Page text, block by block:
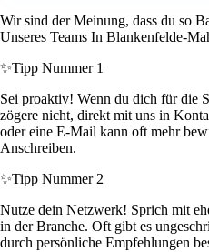
Wir sind der Meinung, dass du so
Unseres Teams In Blankenfelde-
✨Tipp Nummer 1
Sei proaktiv! Wenn du dich für die
zögere nicht, direkt mit uns in
oder eine E-Mail kann oft mehr
Anschreiben.
✨Tipp Nummer 2
Nutze dein Netzwerk! Sprich mit
in der Branche. Oft gibt es
durch persönliche Empfehlungen